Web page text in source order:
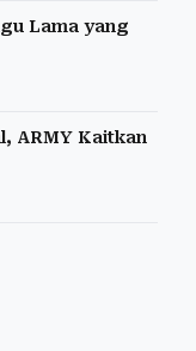
Lama yang
ARMY Kaitkan